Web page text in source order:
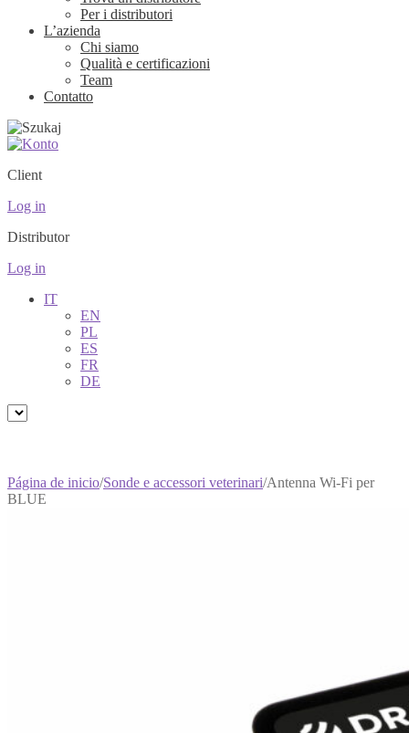
Per i distributori
L’azienda
Chi siamo
Qualità e certificazioni
Team
Contatto
Client
Log in
Distributor
Log in
IT
EN
PL
ES
FR
DE
Página de inicio/Sonde e accessori veterinari/Antenna Wi-Fi per
BLUE